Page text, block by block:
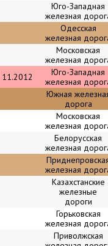
Юго-Западная
железная
Одесская
железная
Московская
железная
11.2012
Юго-Западная
железная
Южная
дорога
Московская
железная
Белорусская
железная
железная
Казахстанские
железные
дороги
Горьковская
железная
Приволжская